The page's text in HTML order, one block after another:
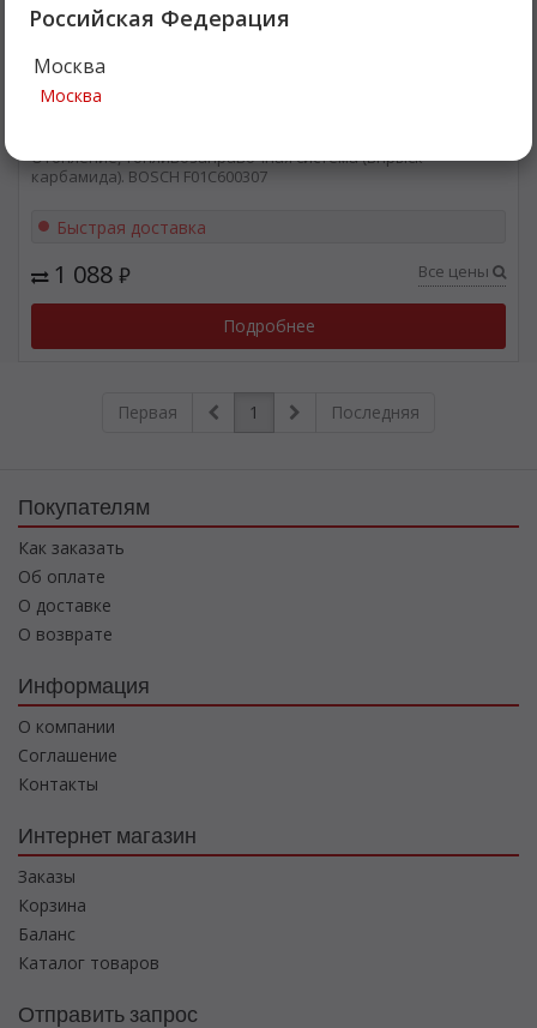
Российская Федерация
Москва
Москва
Отопление, топливозаправочная система (впрыск
карбамида). BOSCH F01C600307
Быстрая доставка
1 088 ₽ Все цены
Подробнее
Первая 1 Последняя
Покупателям
Как заказать
Об оплате
О доставке
О возврате
Информация
О компании
Соглашение
Контакты
Интернет магазин
Заказы
Корзина
Баланс
Каталог товаров
Отправить запрос